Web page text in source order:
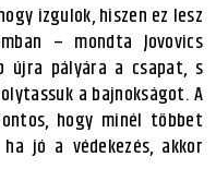
izgulok, hiszen ez lesz
– mondta Jovovics
újra pályára a csapat, s
a bajnokságot. A
hogy minél többet
jó a védekezés, akkor